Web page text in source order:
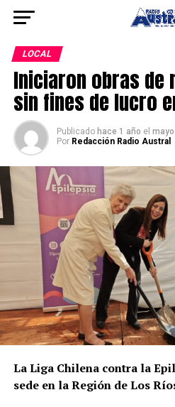
LOCAL
Iniciaron obras de
sin fines de lucro
Publicado hace 1 año el
Por Redacción Radio Austral
La Liga Chilena contra la
sede en la Región de Los